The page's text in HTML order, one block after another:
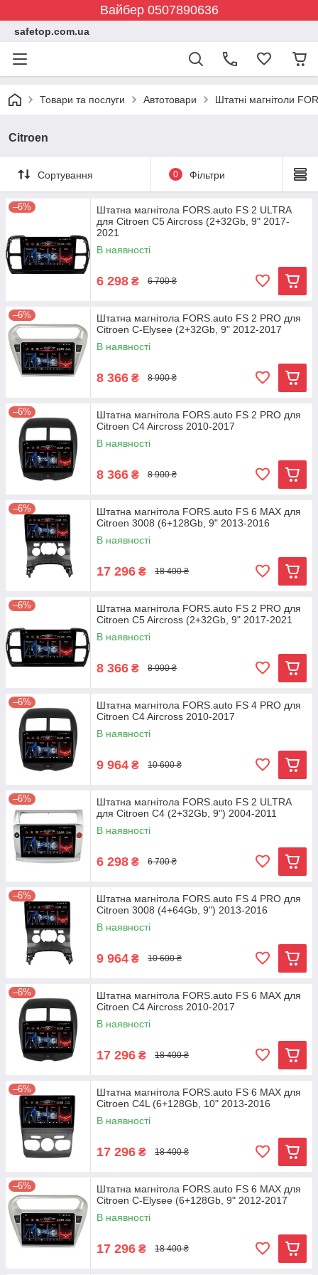
Вайбер 0507890636
safetop.com.ua
Товари та послуги Автотовари Штатні магнітоли
Citroen
Сортування 0 Фільтри
–6%
Штатна магнітола FORS.auto FS 2 ULTRA
для Citroen C5 Aircross (2+32Gb, 9" 2017-
2021
В наявності
6 298 ₴ 6 700 ₴
–6%
Штатна магнітола FORS.auto FS 2 PRO для
Citroen C-Elysee (2+32Gb, 9" 2012-2017
В наявності
8 366 ₴ 8 900 ₴
–6%
Штатна магнітола FORS.auto FS 2 PRO для
Citroen C4 Aircross 2010-2017
В наявності
8 366 ₴ 8 900 ₴
–6%
Штатна магнітола FORS.auto FS 6 MAX для
Citroen 3008 (6+128Gb, 9" 2013-2016
В наявності
17 296 ₴ 18 400 ₴
–6%
Штатна магнітола FORS.auto FS 2 PRO для
Citroen C5 Aircross (2+32Gb, 9" 2017-2021
В наявності
8 366 ₴ 8 900 ₴
–6%
Штатна магнітола FORS.auto FS 4 PRO для
Citroen C4 Aircross 2010-2017
В наявності
9 964 ₴ 10 600 ₴
–6%
Штатна магнітола FORS.auto FS 2 ULTRA
для Citroen C4 (2+32Gb, 9") 2004-2011
В наявності
6 298 ₴ 6 700 ₴
–6%
Штатна магнітола FORS.auto FS 4 PRO для
Citroen 3008 (4+64Gb, 9") 2013-2016
В наявності
9 964 ₴ 10 600 ₴
–6%
Штатна магнітола FORS.auto FS 6 MAX для
Citroen C4 Aircross 2010-2017
В наявності
17 296 ₴ 18 400 ₴
–6%
Штатна магнітола FORS.auto FS 6 MAX для
Citroen C4L (6+128Gb, 10" 2013-2016
В наявності
17 296 ₴ 18 400 ₴
–6%
Штатна магнітола FORS.auto FS 6 MAX для
Citroen C-Elysee (6+128Gb, 9" 2012-2017
В наявності
17 296 ₴ 18 400 ₴